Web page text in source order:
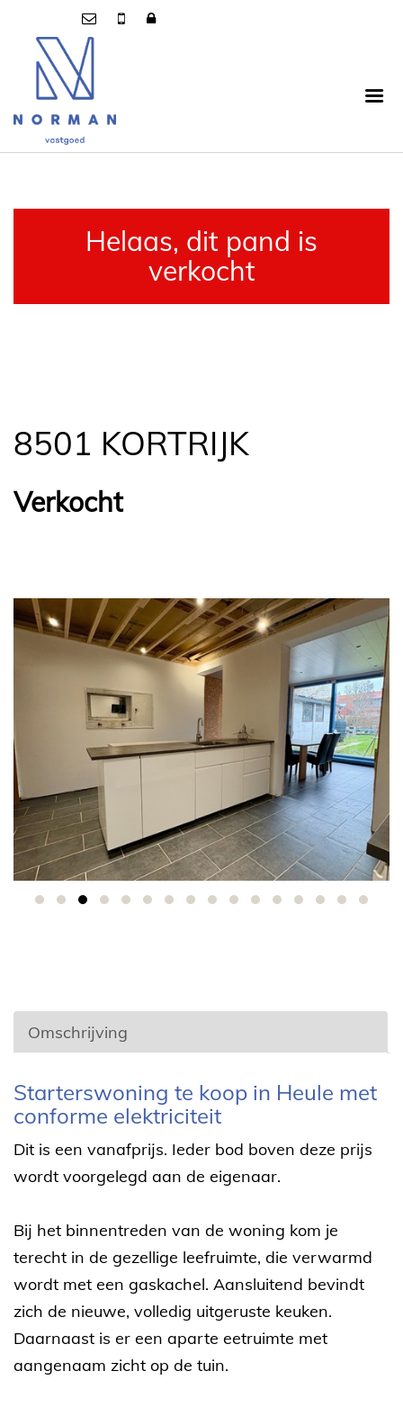
Helaas, dit pand is
verkocht
8501 KORTRIJK
Verkocht
Omschrijving
Omschrijving
Starterswoning te koop in Heule met
conforme elektriciteit
Dit is een vanafprijs. Ieder bod boven deze prijs
wordt voorgelegd aan de eigenaar.
Bij het binnentreden van de woning kom je
terecht in de gezellige leefruimte, die verwarmd
wordt met een gaskachel. Aansluitend bevindt
zich de nieuwe, volledig uitgeruste keuken.
Daarnaast is er een aparte eetruimte met
aangenaam zicht op de tuin.